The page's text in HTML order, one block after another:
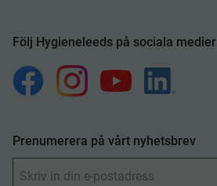
Följ Hygieneleeds på sociala medier
Prenumerera på vårt nyhetsbrev